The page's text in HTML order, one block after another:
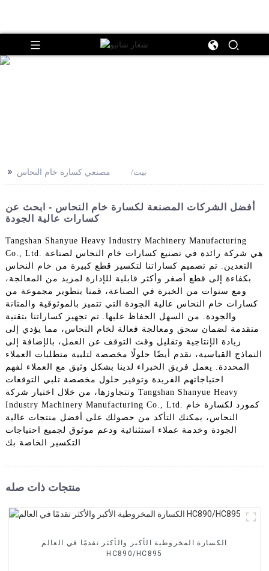
>> بيت مصنعي كسارة خام النحاس
أفضل الشركات المصنعة لكسارة خام النحاس - ابحث عن
كسارات عالية الجودة
Tangshan Shanyue Heavy Industry Machinery Manufacturing
Co., Ltd. هي شركة رائدة في تصنيع كسارات خام النحاس لصناعة
التعدين. تم تصميم كساراتنا لتكسير قطع كبيرة من خام النحاس
بكفاءة إلى قطع أصغر وأكثر قابلية للإدارة لمزيد من المعالجة،
ومع سنوات من الخبرة في الصناعة، قمنا بتطوير مجموعة من
كسارات خام النحاس عالية الجودة التي تتميز بالموثوقية والمتانة
والجودة. من السهل الحفاظ عليها. تم تجهيز كساراتنا بتقنية
متقدمة لضمان سحق ومعالجة فعالة لخام النحاس، مما يؤدي إلى
زيادة الإنتاجية وتقليل وقت التوقف عن العمل، بالإضافة إلى
النماذج القياسية، نقدم أيضًا حلولًا مخصصة لتلبية متطلبات العملاء
المحددة. يعمل فريق الخبراء لدينا بشكل وثيق مع العملاء لفهم
احتياجاتهم الفريدة وتوفير حلول مخصصة تلبي التوقعات
وتتجاوزها، من خلال اختيار شركة Tangshan Shanyue Heavy
Industry Machinery Manufacturing Co., Ltd. كمورد لكسارة خام
النحاس، يمكنك التأكد من حصولك على أفضل منتجات عالية
الجودة وخدمة عملاء استثنائية ودعم موثوق لجميع احتياجات
التكسير الخاصة بك
منتجات ذات صله
الكسارة المخروطية الأكبر والأكثر تقدمًا في العالم
HC890/HC895